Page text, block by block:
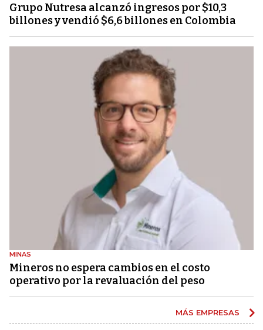
Grupo Nutresa alcanzó ingresos por $10,3
billones y vendió $6,6 billones en Colombia
MINAS
Mineros no espera cambios en el costo
operativo por la revaluación del peso
MÁS EMPRESAS